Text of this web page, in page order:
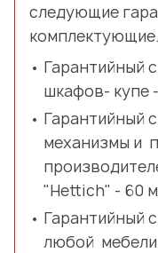
следующие
комплектующие.
Гарантийный
шкафов- купе
Гарантийный
механизмы и
"Hettich" - 60
Гарантийный
любой мебели